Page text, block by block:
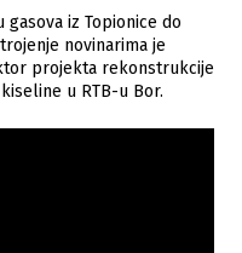
gasova iz Topionice do
novinarima je
projekta rekonstrukcije
u RTB-u Bor.